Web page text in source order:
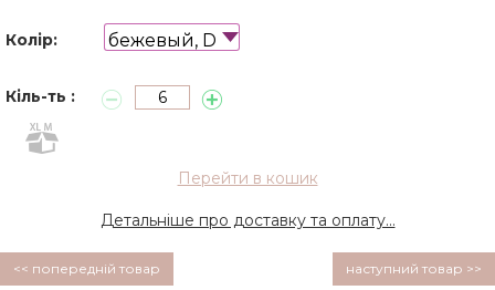
Колір: бежевый, D
Кіль-ть :
Перейти в кошик
Детальніше про доставку та оплату...
<< попередній товар наступний товар >>